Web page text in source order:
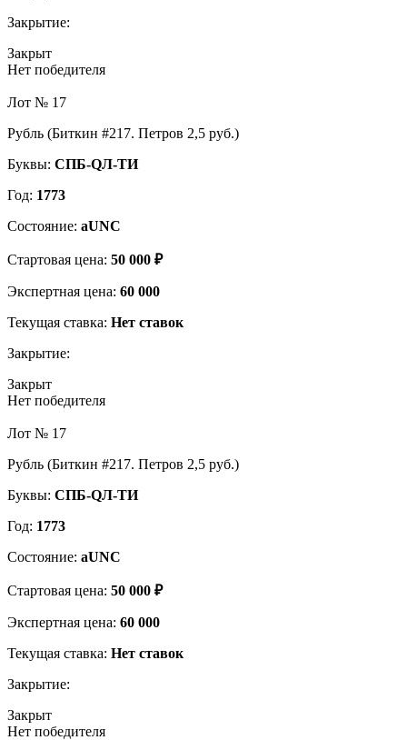
Закрытие:
Закрыт
Нет победителя
Лот № 17
Рубль (Биткин #217. Петров 2,5 руб.)
Буквы: СПБ-QЛ-ТИ
Год: 1773
Состояние: aUNC
Стартовая цена: 50 000 ₽
Экспертная цена: 60 000
Текущая ставка: Нет ставок
Закрытие:
Закрыт
Нет победителя
Лот № 17
Рубль (Биткин #217. Петров 2,5 руб.)
Буквы: СПБ-QЛ-ТИ
Год: 1773
Состояние: aUNC
Стартовая цена: 50 000 ₽
Экспертная цена: 60 000
Текущая ставка: Нет ставок
Закрытие:
Закрыт
Нет победителя